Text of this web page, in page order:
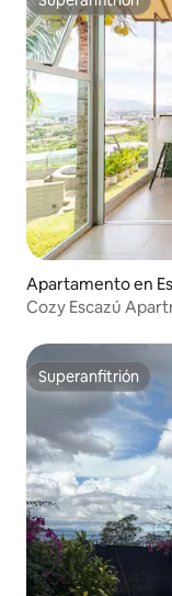
Superanfitrión
Apartamento en
Cozy Escazú
Superanfitrión
Superanfitrión